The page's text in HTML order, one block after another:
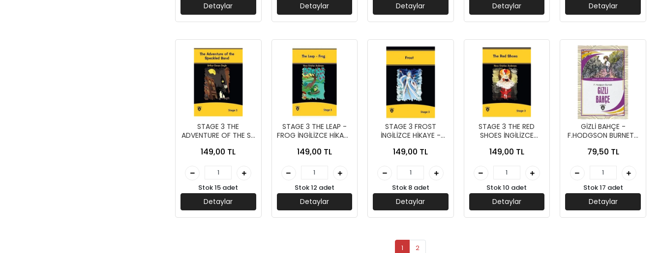
Detaylar Detaylar Detaylar Detaylar Detaylar
STAGE 3 THE
ADVENTURE OF THE SP
DORLİON YAYINLARI
149,00 TL
Stok 15 adet
Detaylar
STAGE 3 THE LEAP -
FROG İNGİLİZCE HİKAYE
149,00 TL
Stok 12 adet
Detaylar
STAGE 3 FROST
İNGİLİZCE HİKAYE -
149,00 TL
Stok 8 adet
Detaylar
STAGE 3 THE RED
SHOES İNGİLİZCE
YAYINLARI
149,00 TL
Stok 10 adet
Detaylar
GİZLİ BAHÇE -
F.HODGSON BURNETT
79,50 TL
Stok 17 adet
Detaylar
1 2